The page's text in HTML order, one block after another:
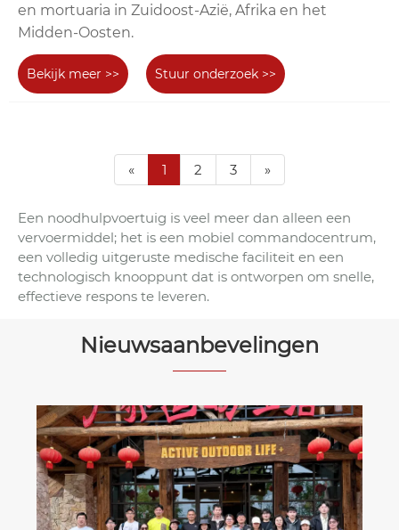
en mortuaria in Zuidoost-Azië, Afrika en het
Midden-Oosten.
Bekijk meer >> Stuur onderzoek >>
« 1 2 3 »
Een noodhulpvoertuig is veel meer dan alleen een
vervoermiddel; het is een mobiel commandocentrum,
een volledig uitgeruste medische faciliteit en een
technologisch knooppunt dat is ontworpen om snelle,
effectieve respons te leveren.
Nieuwsaanbevelingen